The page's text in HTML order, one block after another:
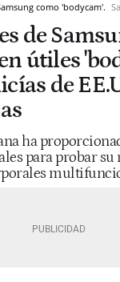
como 'bodycam'.
de
útiles
de
ha
para probar